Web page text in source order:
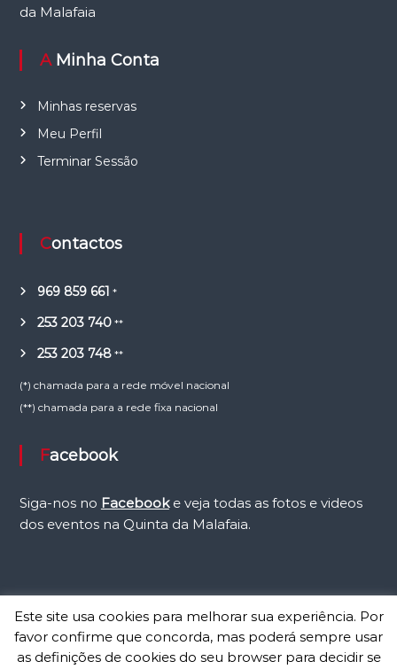
da Malafaia
A Minha Conta
Minhas reservas
Meu Perfil
Terminar Sessão
Contactos
969 859 661 *
253 203 740**
253 203 748**
(*) chamada para a rede móvel nacional
(**) chamada para a rede fixa nacional
Facebook
Siga-nos no Facebooke veja todas as fotos e videos
dos eventos na Quinta da Malafaia.
Copyright © 2026MalafaiaTodos os direitos reservados. Website by
Contacto Visual
Este site usa cookies para melhorar sua experiência. Por
favor confirme que concorda, mas poderá sempre usar
as definições de cookies do seu browser para decidir se